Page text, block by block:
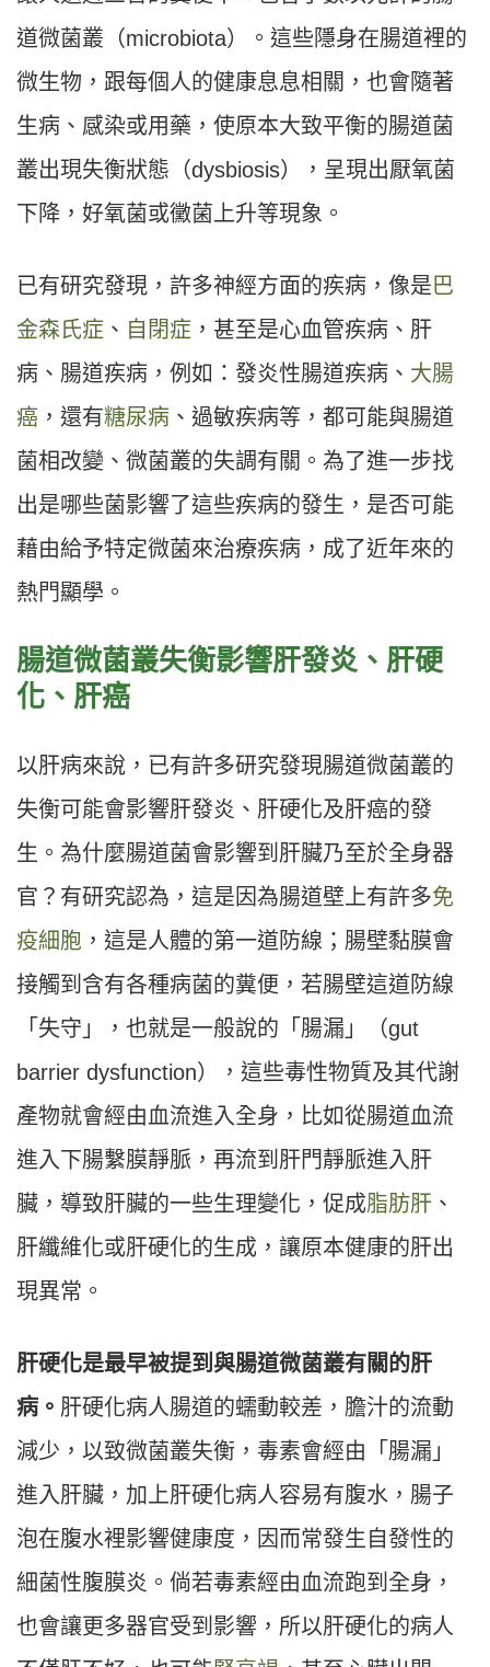
道微菌叢（microbiota）。這些隱身在腸道裡的
微生物，跟每個人的健康息息相關，也會隨著
生病、感染或用藥，使原本大致平衡的腸道菌
叢出現失衡狀態（dysbiosis），呈現出厭氧菌
下降，好氧菌或黴菌上升等現象。
已有研究發現，許多神經方面的疾病，像是 巴
金森氏症 、 自閉症 ，甚至是心血管疾病、肝
病、腸道疾病，例如：發炎性腸道疾病、 大腸
癌 ，還有糖尿病 、過敏疾病等，都可能與腸道
菌相改變、微菌叢的失調有關。為了進一步找
出是哪些菌影響了這些疾病的發生，是否可能
藉由給予特定微菌來治療疾病，成了近年來的
熱門顯學。
腸道微菌叢失衡影響肝發炎、肝硬
化、肝癌
以肝病來說，已有許多研究發現腸道微菌叢的
失衡可能會影響肝發炎、肝硬化及肝癌的發
生。為什麼腸道菌會影響到肝臟乃至於全身器
官？有研究認為，這是因為腸道壁上有許多免
疫細胞 ，這是人體的第一道防線；腸壁黏膜會
接觸到含有各種病菌的糞便，若腸壁這道防線
「失守」，也就是一般說的「腸漏」（gut
barrier dysfunction），這些毒性物質及其代謝
產物就會經由血流進入全身，比如從腸道血流
進入下腸繫膜靜脈，再流到肝門靜脈進入肝
臟，導致肝臟的一些生理變化，促成脂肪肝 、
肝纖維化或肝硬化的生成，讓原本健康的肝出
現異常。
肝硬化是最早被提到與腸道微菌叢有關的肝
病。 肝硬化病人腸道的蠕動較差，膽汁的流動
減少，以致微菌叢失衡，毒素會經由「腸漏」
進入肝臟，加上肝硬化病人容易有腹水，腸子
泡在腹水裡影響健康度，因而常發生自發性的
細菌性腹膜炎。倘若毒素經由血流跑到全身，
也會讓更多器官受到影響，所以肝硬化的病人